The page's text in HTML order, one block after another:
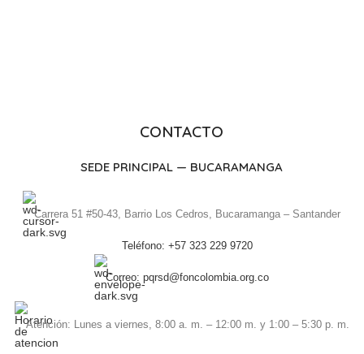
CONTACTO
SEDE PRINCIPAL — BUCARAMANGA
Carrera 51 #50-43, Barrio Los Cedros, Bucaramanga – Santander
Teléfono: +57 323 229 9720
Correo: pqrsd@foncolombia.org.co
Atención: Lunes a viernes, 8:00 a. m. – 12:00 m. y 1:00 – 5:30 p. m.